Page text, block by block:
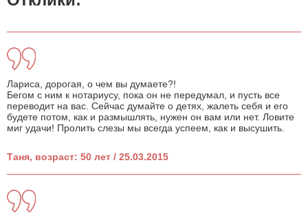
Лариса, дорогая, о чем вы думаете?!
Бегом с ним к нотариусу, пока он не передумал, и пусть все
переводит на вас. Сейчас думайте о детях, жалеть себя и его
будете потом, как и размышлять, нужен он вам или нет. Ловите
миг удачи! Пролить слезы мы всегда успеем, как и высушить.
Таня, возраст: 50 лет / 25.03.2015